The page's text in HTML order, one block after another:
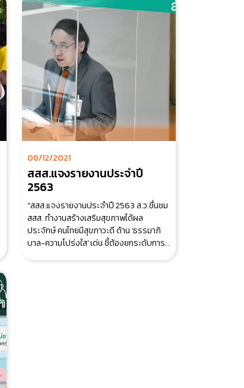
08/12/2021
สสส.แจงรายงานประจำปี
2563
"สสส.แจงรายงานประจำปี 2563 ส.ว.ชื่นชม
สสส. ทำงานสร้างเสริมสุขภาพได้ผล
ประจักษ์ คนไทยมีสุขภาวะดี ด้าน 'ธรรมาภิ
บาล-ความโปร่งใส' เด่น ชี้ต้องยกระดับการ